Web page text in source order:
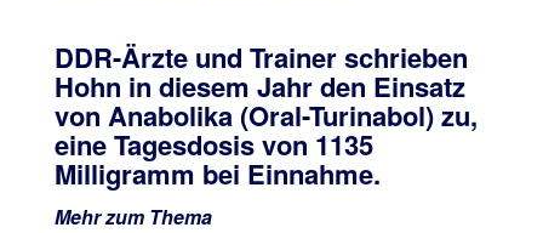
DDR-Ärzte und Trainer schrieben
Hohn in diesem Jahr den Einsatz
von Anabolika (Oral-Turinabol) zu,
eine Tagesdosis von 1135
Milligramm bei Einnahme.
Mehr zum Thema